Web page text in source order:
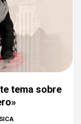
tema sobre